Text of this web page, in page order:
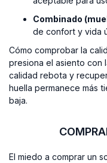
Combinado
de confort y vida
Cómo comprobar la
presiona el asiento con
calidad rebota y
huella permanece más
baja.
El miedo a comprar un